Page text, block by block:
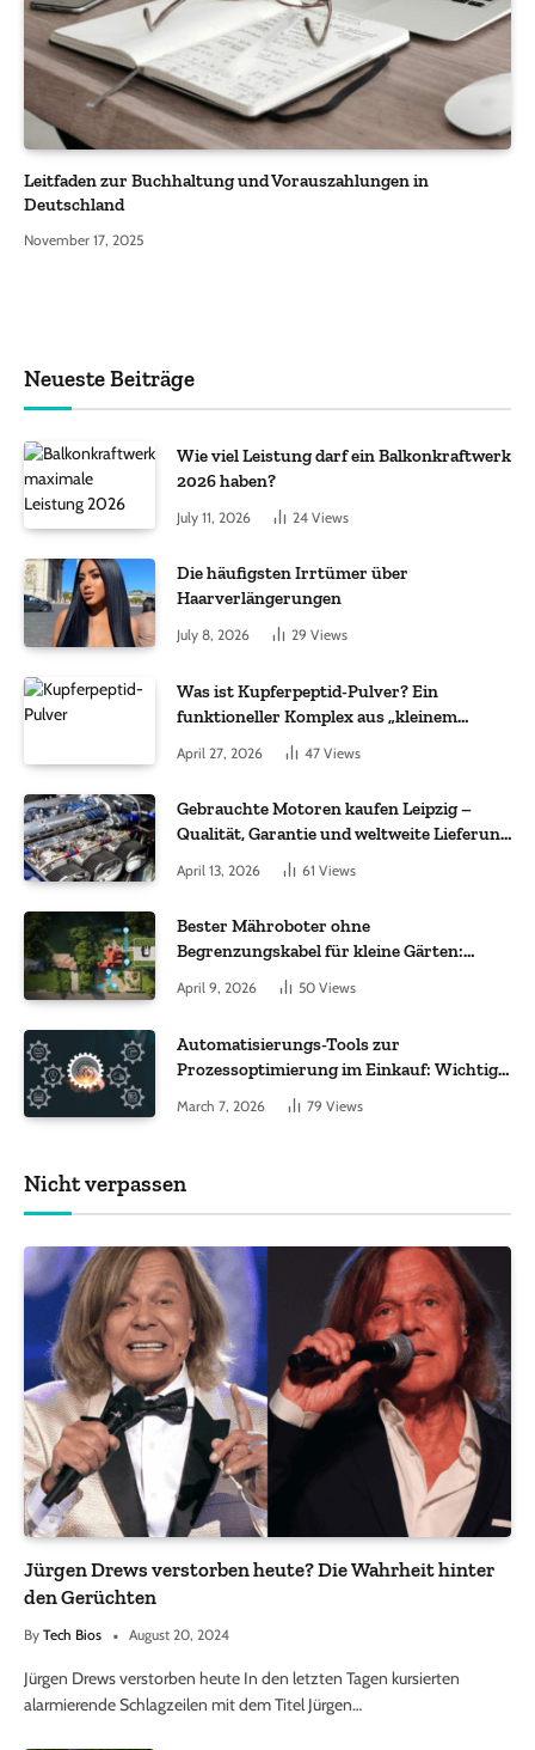
Leitfaden zur Buchhaltung und Vorauszahlungen in
Deutschland
November 17, 2025
Neueste Beiträge
Wie viel Leistung darf ein Balkonkraftwerk
2026 haben?
July 11, 2026 24 Views
Die häufigsten Irrtümer über
Haarverlängerungen
July 8, 2026 29 Views
Was ist Kupferpeptid-Pulver? Ein
funktioneller Komplex aus „kleinem
Molekül + Metall“
April 27, 2026 47 Views
Gebrauchte Motoren kaufen Leipzig –
Qualität, Garantie und weltweite Lieferung
April 13, 2026 61 Views
Bester Mähroboter ohne
Begrenzungskabel für kleine Gärten:
Worauf es bei 200 bis 500 m² wirklich
ankommt
April 9, 2026 50 Views
Automatisierungs-Tools zur
Prozessoptimierung im Einkauf: Wichtige
Funktionen, auf die Sie achten sollten
March 7, 2026 79 Views
Nicht verpassen
Jürgen Drews verstorben heute? Die Wahrheit hinter
den Gerüchten
By Tech Bios August 20, 2024
Jürgen Drews verstorben heute In den letzten Tagen kursierten
alarmierende Schlagzeilen mit dem Titel Jürgen…